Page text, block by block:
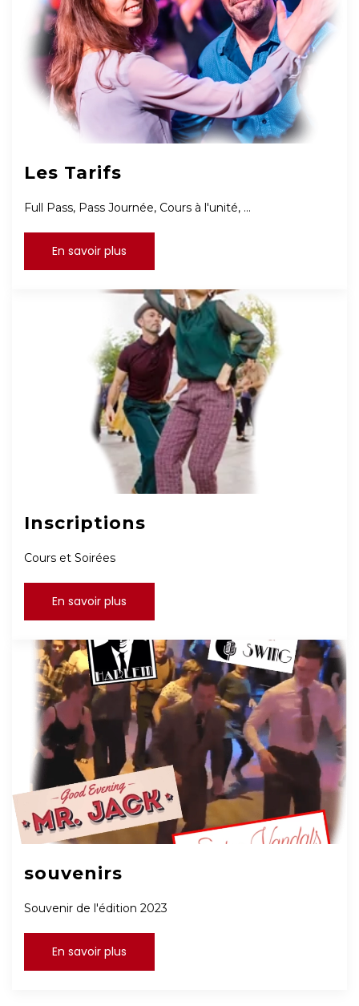
Les Tarifs
Full Pass, Pass Journée, Cours à l'unité, ...
En savoir plus
Inscriptions
Cours et Soirées
En savoir plus
souvenirs
Souvenir de l'édition 2023
En savoir plus